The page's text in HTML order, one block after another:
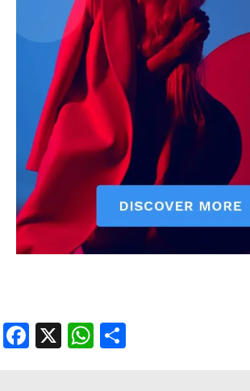
Privacy Policy
Terms of Use Agreement
Facebook
X WhatsApp
Share
Facebook
X WhatsApp